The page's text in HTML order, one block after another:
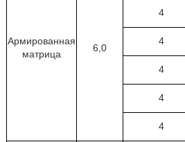
Армированная
матрица
6,0
4
4
4
4
4